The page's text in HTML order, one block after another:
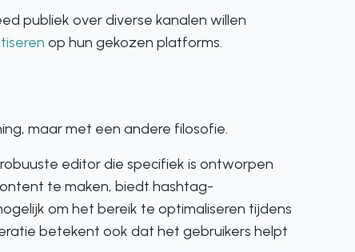
publiek over diverse kanalen willen
op hun gekozen platforms.
maar met een andere filosofie.
editor die specifiek is ontworpen
te maken, biedt hashtag-
om het bereik te optimaliseren tijdens
betekent ook dat het gebruikers helpt